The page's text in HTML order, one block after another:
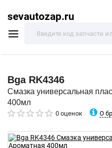
sevautozap.ru
Bga RK4346
Смазка универсальная
400мл
0 оценок О